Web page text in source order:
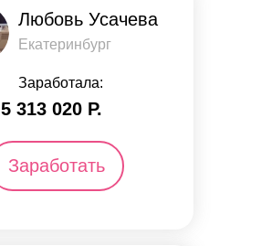
Любовь Усачева
Екатеринбург
Заработала:
5 313 ​​020 Р.
Заработать